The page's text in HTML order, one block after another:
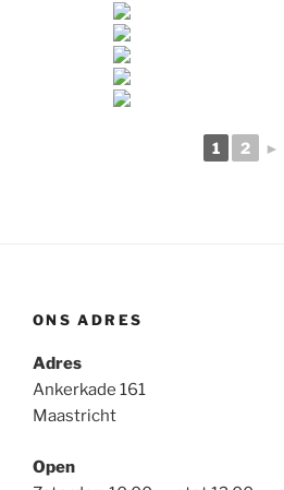
1 2 ►
ONS ADRES
Adres
Ankerkade 161
Maastricht
Open